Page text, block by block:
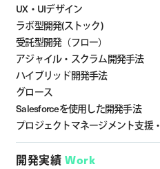
UX・UIデザイン
ラボ型開発(ストック)
受託型開発（フロー）
アジャイル・スクラム開発手法
ハイブリッド開発手法
グロース
Salesforceを使用した開発手法
プロジェクトマネージメント支援・
開発実績 Work